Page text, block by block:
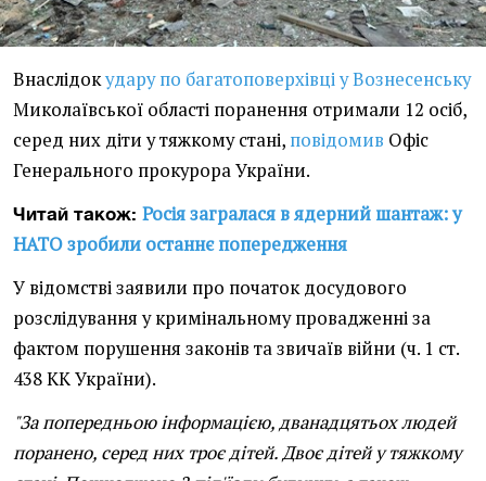
Внаслідокудару по багатоповерхівці у Вознесенську
Миколаївської області поранення отримали 12 осіб,
серед них діти у тяжкому стані, повідомив Офіс
Генерального прокурора України.
Читай також: Росія загралася в ядерний шантаж: у
НАТО зробили останнє попередження
У відомстві заявили про початок досудового
розслідування у кримінальному провадженні за
фактом порушення законів та звичаїв війни (ч. 1 ст.
438 КК України).
"За попередньою інформацією, дванадцятьох людей
поранено, серед них троє дітей. Двоє дітей у тяжкому